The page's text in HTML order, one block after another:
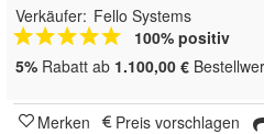
Verkäufer: Fello Systems
100% positiv
5% Rabatt ab 1.100,00 €
Merken Preis vorschlagen